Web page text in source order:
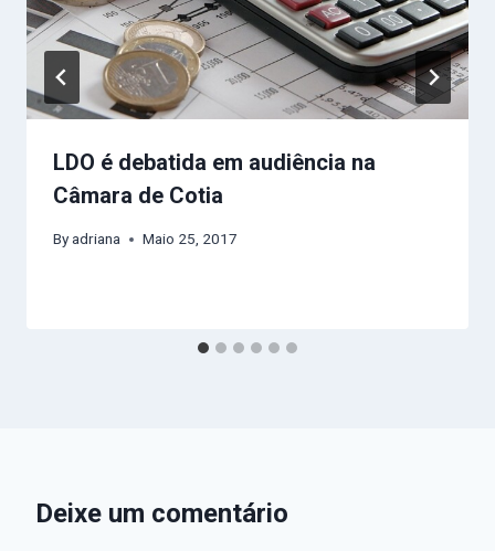
LDO é debatida em audiência na
Câmara de Cotia
Byadriana Maio 25, 2017
Deixe um comentário